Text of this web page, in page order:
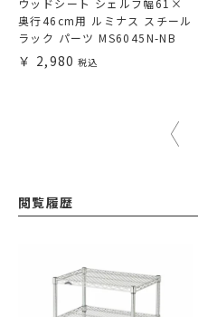
ウッドシート シェルフ幅61×
奥行46cm用 ルミナス スチール
ラック パーツ MS6045N-NB
2,980
閲覧履歴